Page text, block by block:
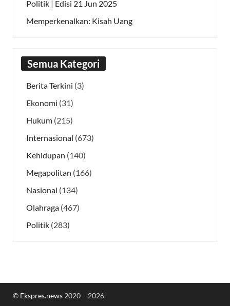
Politik | Edisi 21 Jun 2025
Memperkenalkan: Kisah Uang
Semua Kategori
Berita Terkini (3)
Ekonomi (31)
Hukum (215)
Internasional (673)
Kehidupan (140)
Megapolitan (166)
Nasional (134)
Olahraga (467)
Politik (283)
© Ekspres.news 2020 – 2026